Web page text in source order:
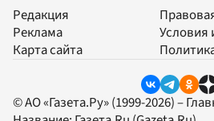
Редакция
Реклама
Карта сайта
Условия
© АО «Газета.Ру» (1999-2026) –